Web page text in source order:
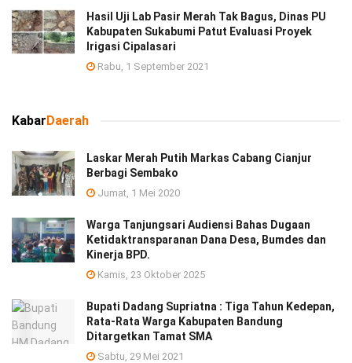
Hasil Uji Lab Pasir Merah Tak Bagus, Dinas PU
Kabupaten Sukabumi Patut Evaluasi Proyek
Irigasi Cipalasari
Rabu, 1 September 2021
KabarDaerah
Laskar Merah Putih Markas Cabang Cianjur
Berbagi Sembako
Jumat, 1 Mei 2020
Warga Tanjungsari Audiensi Bahas Dugaan
Ketidaktransparanan Dana Desa, Bumdes dan
Kinerja BPD.
Kamis, 23 Oktober 2025
Bupati Dadang Supriatna : Tiga Tahun Kedepan,
Rata-Rata Warga Kabupaten Bandung
Ditargetkan Tamat SMA
Sabtu, 29 Mei 2021